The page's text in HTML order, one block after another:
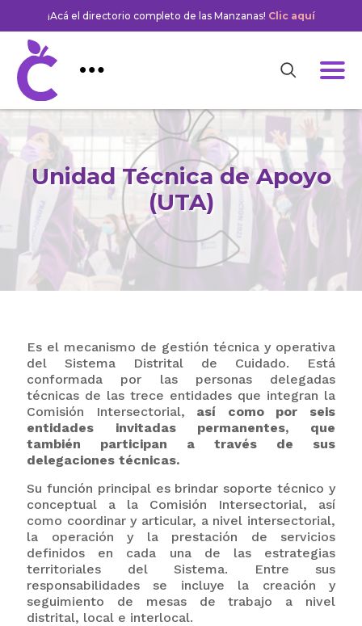
¡Acá el directorio completo de las Manzanas! Clic aquí
Unidad Técnica de Apoyo
(UTA)
Es el mecanismo de gestión técnica y operativa
del Sistema Distrital de Cuidado. Está
conformada por las personas delegadas
técnicas de las trece entidades que integran la
Comisión Intersectorial, así como por seis
entidades invitadas permanentes, que
también participan a través de sus
delegaciones técnicas.
Su función principal es brindar soporte técnico y
conceptual a la Comisión Intersectorial, así
como coordinar y articular, a nivel intersectorial,
la operación y la prestación de servicios
definidos en cada una de las estrategias
territoriales del Sistema. Entre sus
responsabilidades se incluye la creación y
seguimiento de mesas de trabajo a nivel
distrital, local e interlocal.